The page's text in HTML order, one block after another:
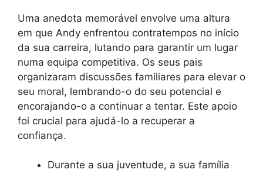
Uma anedota memorável envolve uma altura
em que Andy enfrentou contratempos no início
da sua carreira, lutando para garantir um lugar
numa equipa competitiva. Os seus pais
organizaram discussões familiares para elevar o
seu moral, lembrando-o do seu potencial e
encorajando-o a continuar a tentar. Este apoio
foi crucial para ajudá-lo a recuperar a
confiança.
Durante a sua juventude, a sua família